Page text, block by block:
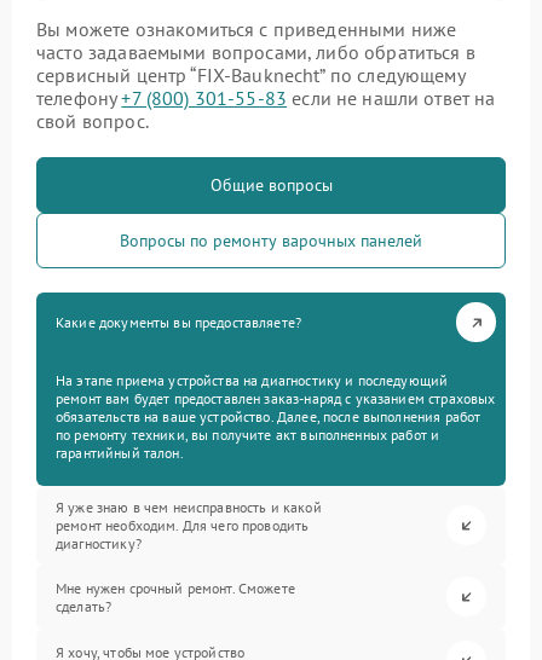
Вы можете ознакомиться с приведенными ниже
часто задаваемыми вопросами, либо обратиться в
сервисный центр “FIX-Bauknecht” по следующему
телефону+7 (800) 301-55-83 если не нашли ответ на
свой вопрос.
Общие вопросы
Вопросы по ремонту варочных панелей
Какие документы вы предоставляете?
На этапе приема устройства на диагностику и последующий
ремонт вам будет предоставлен заказ-наряд с указанием страховых
обязательств на ваше устройство. Далее, после выполнения работ
по ремонту техники, вы получите акт выполненных работ и
гарантийный талон.
Я уже знаю в чем неисправность и какой
ремонт необходим. Для чего проводить
диагностику?
Мне нужен срочный ремонт. Сможете
сделать?
Я хочу, чтобы мое устройство